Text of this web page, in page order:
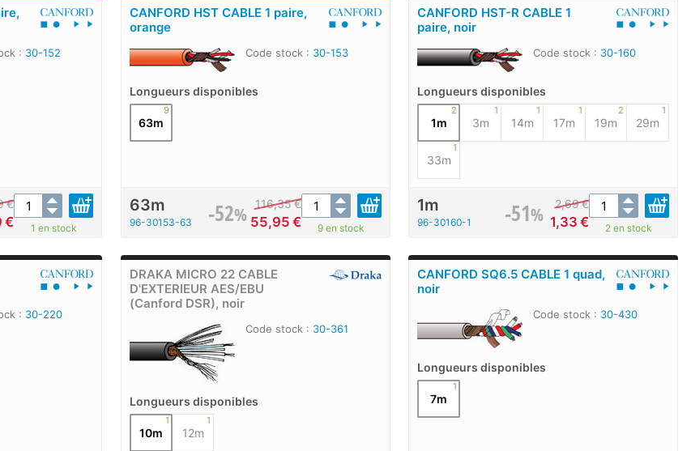
: 30-152
€
€ 1 en stock
CANFORD HST CABLE 1 paire,
orange
Code stock : 30-153
Longueurs disponibles
9
63m
63m
96-30153-63 -52% 116,35€
55,95€ 9 en stock
CANFORD HST-R CABLE 1
paire, noir
Code stock : 30-160
Longueurs disponibles
2
1m
1
3m
1
14m
1
17m
2
19m
1
29m
1
33m
1m
96-30160-1 -51% 2,69€
1,33€ 2 en stock
: 30-220
DRAKA MICRO 22 CABLE
D'EXTERIEUR AES/EBU
(Canford DSR), noir
Code stock : 30-361
Longueurs disponibles
1
10m
1
12m
CANFORD SQ6.5 CABLE 1 quad,
noir
Code stock : 30-430
Longueurs disponibles
1
7m